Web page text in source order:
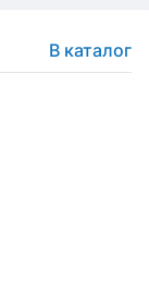
В каталог